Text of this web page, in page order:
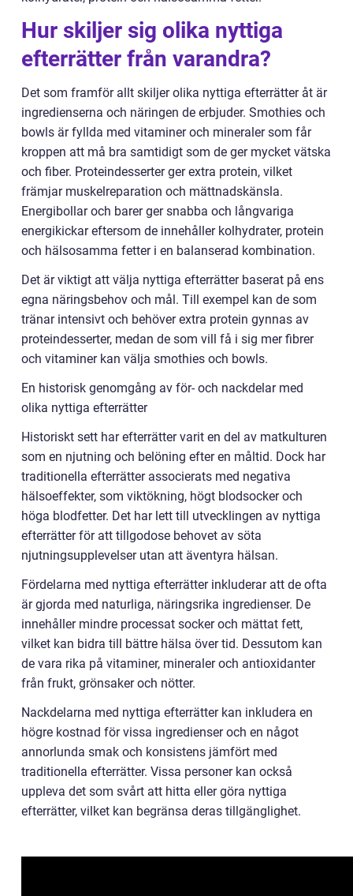
Hur skiljer sig olika nyttiga
efterrätter från varandra?
Det som framför allt skiljer olika nyttiga efterrätter åt är
ingredienserna och näringen de erbjuder. Smothies och
bowls är fyllda med vitaminer och mineraler som får
kroppen att må bra samtidigt som de ger mycket vätska
och fiber. Proteindesserter ger extra protein, vilket
främjar muskelreparation och mättnadskänsla.
Energibollar och barer ger snabba och långvariga
energikickar eftersom de innehåller kolhydrater, protein
och hälsosamma fetter i en balanserad kombination.
Det är viktigt att välja nyttiga efterrätter baserat på ens
egna näringsbehov och mål. Till exempel kan de som
tränar intensivt och behöver extra protein gynnas av
proteindesserter, medan de som vill få i sig mer fibrer
och vitaminer kan välja smothies och bowls.
En historisk genomgång av för- och nackdelar med
olika nyttiga efterrätter
Historiskt sett har efterrätter varit en del av matkulturen
som en njutning och belöning efter en måltid. Dock har
traditionella efterrätter associerats med negativa
hälsoeffekter, som viktökning, högt blodsocker och
höga blodfetter. Det har lett till utvecklingen av nyttiga
efterrätter för att tillgodose behovet av söta
njutningsupplevelser utan att äventyra hälsan.
Fördelarna med nyttiga efterrätter inkluderar att de ofta
är gjorda med naturliga, näringsrika ingredienser. De
innehåller mindre processat socker och mättat fett,
vilket kan bidra till bättre hälsa över tid. Dessutom kan
de vara rika på vitaminer, mineraler och antioxidanter
från frukt, grönsaker och nötter.
Nackdelarna med nyttiga efterrätter kan inkludera en
högre kostnad för vissa ingredienser och en något
annorlunda smak och konsistens jämfört med
traditionella efterrätter. Vissa personer kan också
uppleva det som svårt att hitta eller göra nyttiga
efterrätter, vilket kan begränsa deras tillgänglighet.